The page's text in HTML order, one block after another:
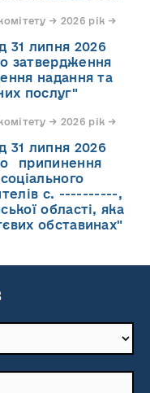
→ 2026 рік →
31 липня 2026
затвердження
надання та
послуг"
→ 2026 рік →
31 липня 2026
припинення
с. ----------,
області, яка
обставинах"